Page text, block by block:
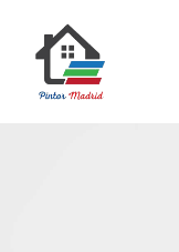
contenido